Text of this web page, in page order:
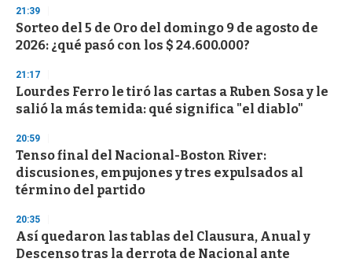
d
s
21:39
Sorteo del 5 de Oro del domingo 9 de agosto de
2026: ¿qué pasó con los $ 24.600.000?
21:17
Lourdes Ferro le tiró las cartas a Ruben Sosa y le
salió la más temida: qué significa "el diablo"
20:59
Tenso final del Nacional-Boston River:
discusiones, empujones y tres expulsados al
término del partido
20:35
Así quedaron las tablas del Clausura, Anual y
Descenso tras la derrota de Nacional ante